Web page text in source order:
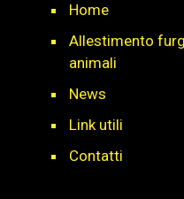
Home
Allestimento
animali
News
Link utili
Contatti